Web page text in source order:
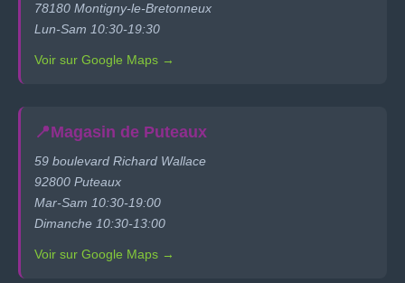
78180 Montigny-le-Bretonneux
Lun-Sam 10:30-19:30
Voir sur Google Maps →
📍Magasin de Puteaux
59 boulevard Richard Wallace
92800 Puteaux
Mar-Sam 10:30-19:00
Dimanche 10:30-13:00
Voir sur Google Maps →